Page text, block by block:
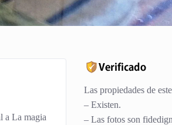
a La magia
Las propiedades de
– Existen.
– Las fotos son